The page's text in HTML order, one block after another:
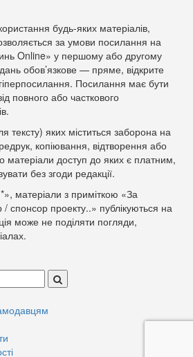
будь-яких матеріалів,
за умови посилання на
Online» у першому або другому
обов’язкове — пряме, відкрите
Посилання має бути
повного або часткового
тексту) яких міститься заборона на
копіювання, відтворення або
матеріали доступ до яких є платним,
без згоди редакції.
матеріали з приміткою «За
спонсор проекту..» публікуються на
може не поділяти погляди,